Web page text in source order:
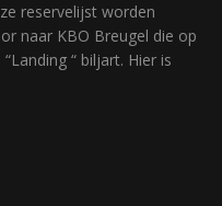
reservelijst worden
naar KBO Breugel die op
“ biljart. Hier is